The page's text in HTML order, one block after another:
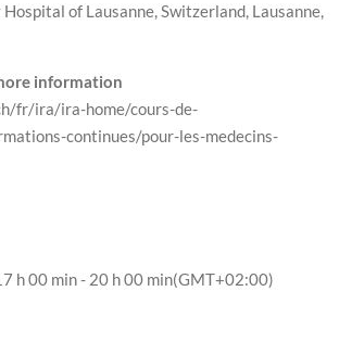
of Lausanne, Switzerland, Lausanne,
information
fr/ira/ira-home/cours-de-
continues/pour-les-medecins-
h 00 min- 20 h 00 min(GMT+02:00)